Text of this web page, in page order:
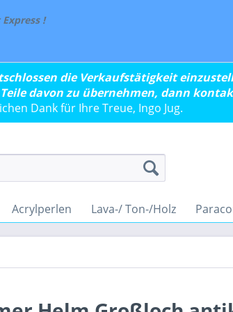
!
die Verkaufstätigkeit
davon zu übernehmen, dann
Dank für Ihre Treue, Ingo Jug.
Acrylperlen Lava-/ Ton-/Holz